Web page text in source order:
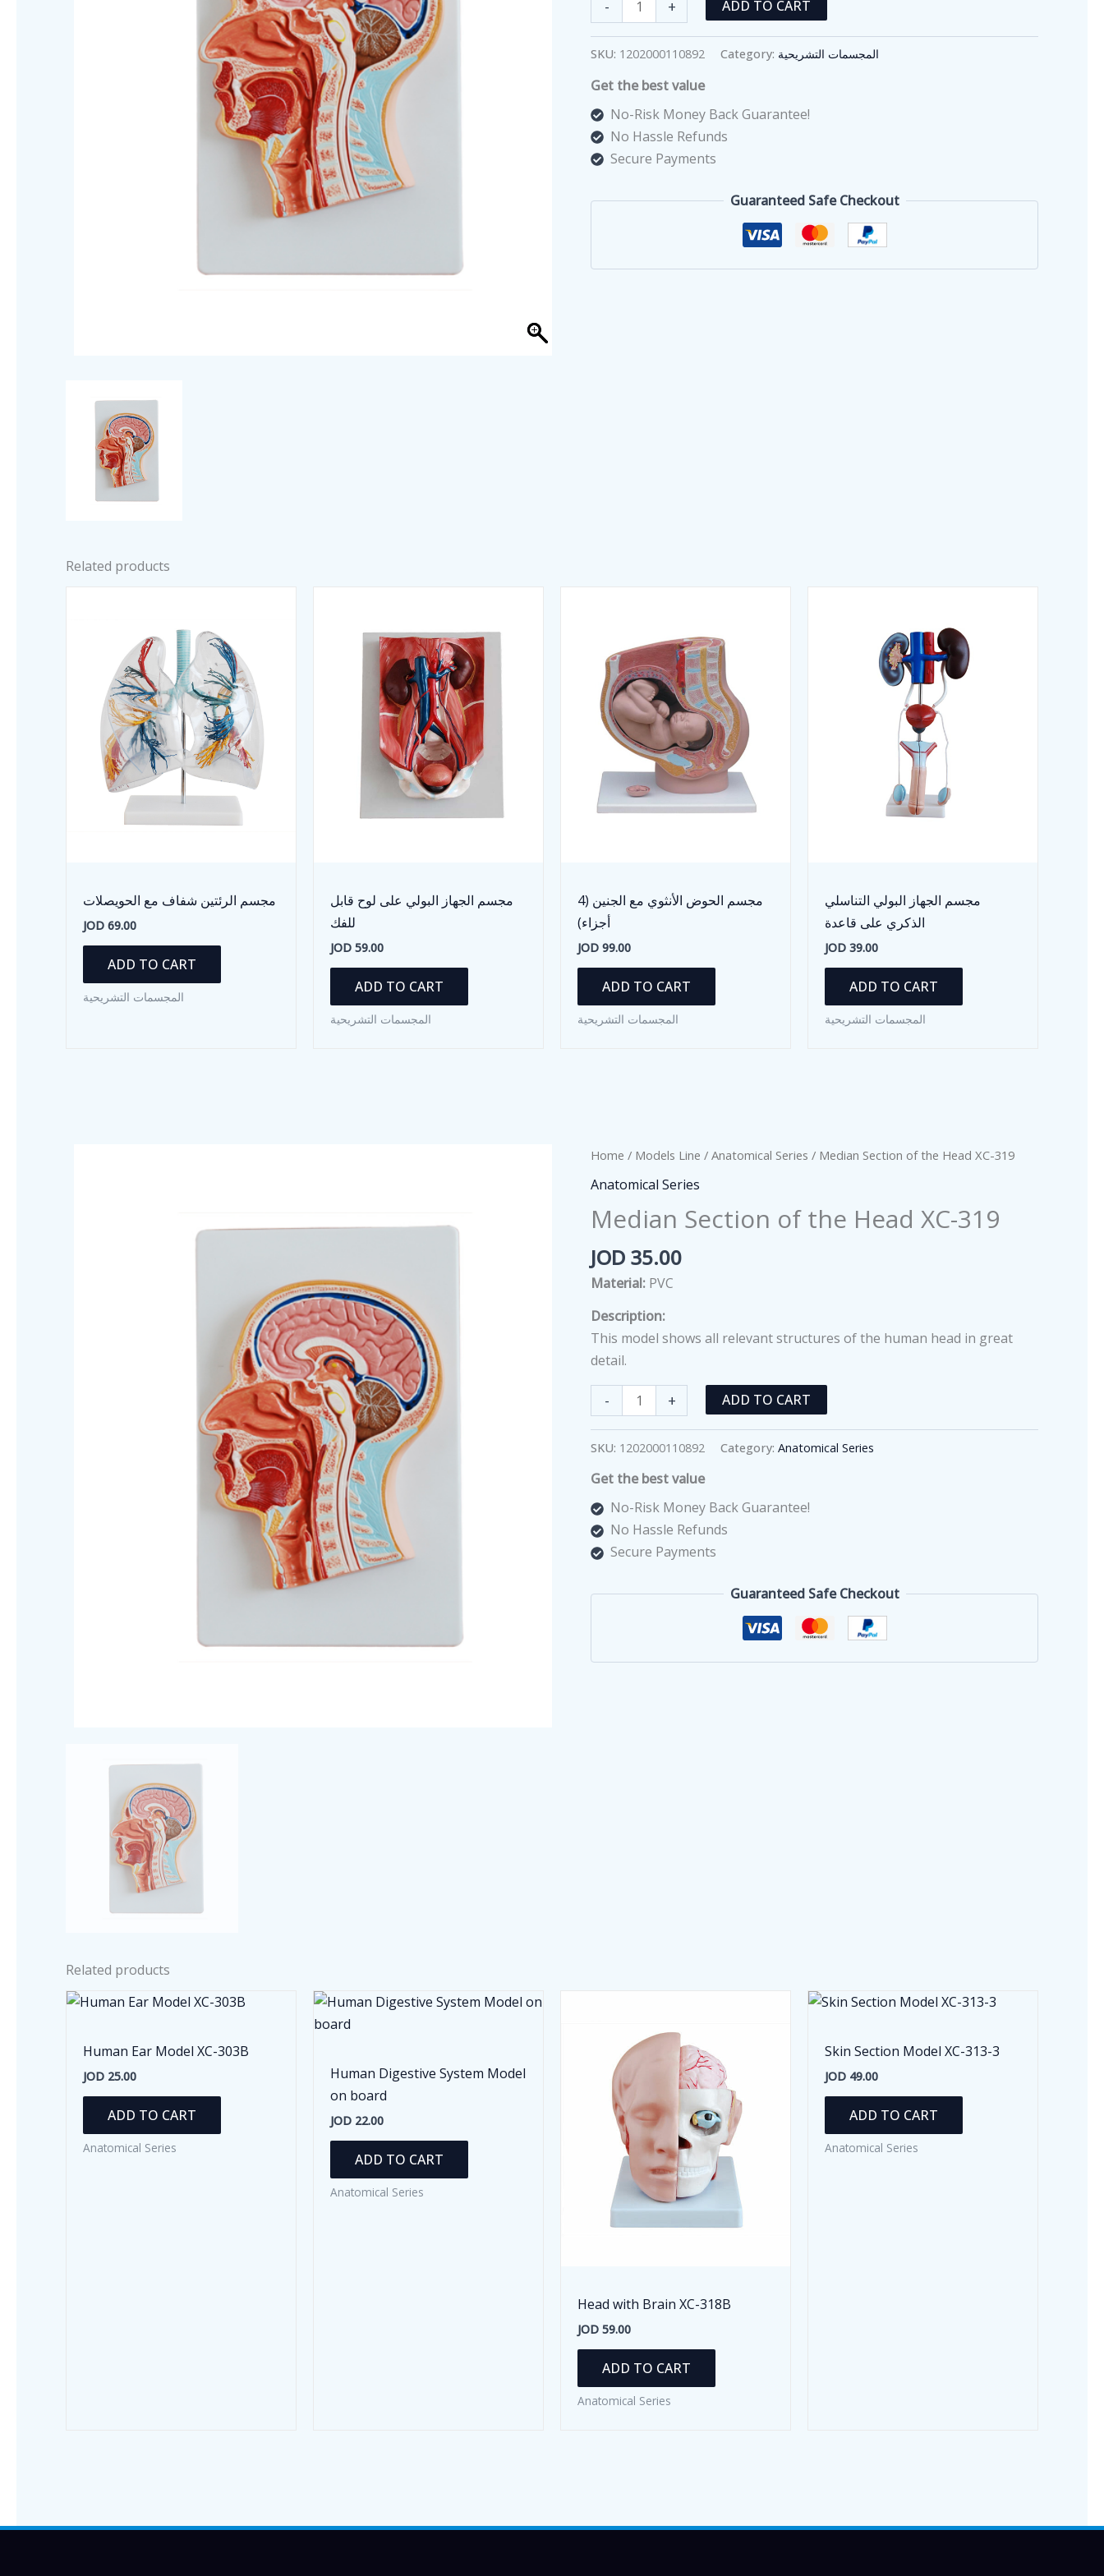
-
مقطع
quantity
+ ADD TO CART
SKU: 1202000110892 Category: المجسمات التشريحية
Get the best value
No-Risk Money Back Guarantee!
No Hassle Refunds
Secure Payments
Guaranteed Safe Checkout
Related products
مجسم الرئتين شفاف مع الحويصلات
JOD 69.00
ADD TO CART
المجسمات التشريحية
مجسم الجهاز البولي على لوح قابل
للفك
JOD 59.00
ADD TO CART
المجسمات التشريحية
مجسم الحوض الأنثوي مع الجنين (4
أجزاء)
JOD 99.00
ADD TO CART
المجسمات التشريحية
مجسم الجهاز البولي التناسلي
الذكري على قاعدة
JOD 39.00
ADD TO CART
المجسمات التشريحية
Home / Models Line /Anatomical Series / Median Section of the Head XC-319
Anatomical Series
Median Section of the Head XC-319
JOD 35.00
Material: PVC
Description:
This model shows all relevant structures of the human head in great
detail.
-
Section
Head
XC-
319
quantity
+ ADD TO CART
SKU: 1202000110892 Category:Anatomical Series
Get the best value
No-Risk Money Back Guarantee!
No Hassle Refunds
Secure Payments
Guaranteed Safe Checkout
Related products
Human Ear Model XC-303B
JOD 25.00
ADD TO CART
Anatomical Series
Human Digestive System Model
on board
JOD 22.00
ADD TO CART
Anatomical Series
Head with Brain XC-318B
JOD 59.00
ADD TO CART
Anatomical Series
Skin Section Model XC-313-3
JOD 49.00
ADD TO CART
Anatomical Series